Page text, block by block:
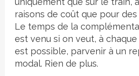
raisons de coût que pour
Le temps de la
est venu si on veut, à
est possible, parvenir à un
modal. Rien de plus.